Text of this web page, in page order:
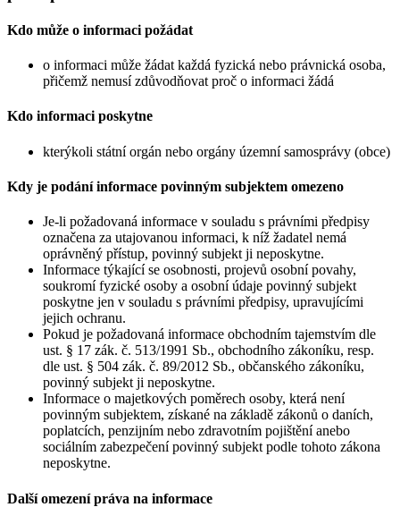
Kdo může o informaci požádat
o informaci může žádat každá fyzická nebo právnická osoba,
přičemž nemusí zdůvodňovat proč o informaci žádá
Kdo informaci poskytne
kterýkoli státní orgán nebo orgány územní samosprávy (obce)
Kdy je podání informace povinným subjektem omezeno
Je-li požadovaná informace v souladu s právními předpisy
označena za utajovanou informaci, k níž žadatel nemá
oprávněný přístup, povinný subjekt ji neposkytne.
Informace týkající se osobnosti, projevů osobní povahy,
soukromí fyzické osoby a osobní údaje povinný subjekt
poskytne jen v souladu s právními předpisy, upravujícími
jejich ochranu.
Pokud je požadovaná informace obchodním tajemstvím dle
ust. § 17 zák. č. 513/1991 Sb., obchodního zákoníku, resp.
dle ust. § 504 zák. č. 89/2012 Sb., občanského zákoníku,
povinný subjekt ji neposkytne.
Informace o majetkových poměrech osoby, která není
povinným subjektem, získané na základě zákonů o daních,
poplatcích, penzijním nebo zdravotním pojištění anebo
sociálním zabezpečení povinný subjekt podle tohoto zákona
neposkytne.
Další omezení práva na informace